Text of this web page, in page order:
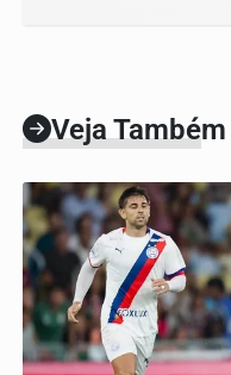
Veja Também